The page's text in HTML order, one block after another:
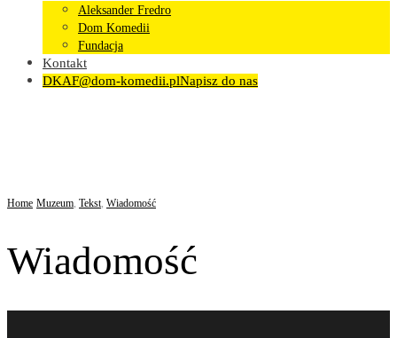
Aleksander Fredro
Dom Komedii
Fundacja
Kontakt
DKAF@dom-komedii.plNapisz do nas
Home Muzeum, Tekst, Wiadomość
Wiadomość